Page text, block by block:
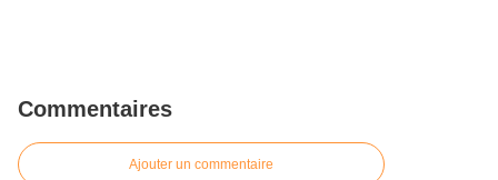
Commentaires
Ajouter un commentaire